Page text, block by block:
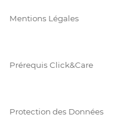
Mentions Légales
Prérequis Click&Care
Protection des Données